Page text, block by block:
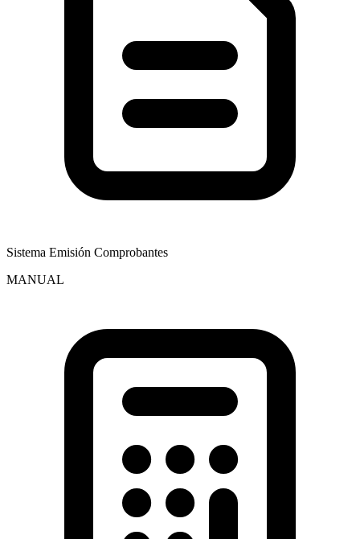
Sistema Emisión Comprobantes
MANUAL